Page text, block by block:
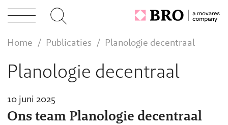
Home Publicaties Planologie decentraal
Planologie decentraal
10 juni 2025
Ons team Planologie decentraal